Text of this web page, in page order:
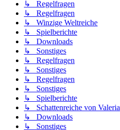
↳ Regelfragen
↳ Regelfragen
↳ Winzige Weltreiche
↳ Spielberichte
↳ Downloads
↳ Sonstiges
↳ Regelfragen
↳ Sonstiges
↳ Regelfragen
↳ Sonstiges
↳ Spielberichte
↳ Schattenreiche von Valeria
↳ Downloads
↳ Sonstiges